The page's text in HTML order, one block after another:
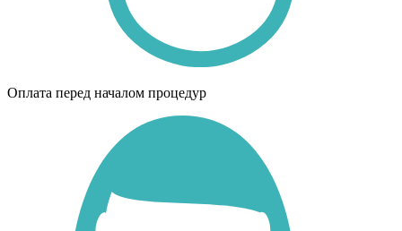
Оплата перед началом процедур